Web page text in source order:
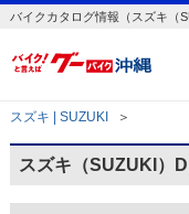
バイクカタログ情報（スズキ（
スズキ | SUZUKI ＞
スズキ（SUZUKI）